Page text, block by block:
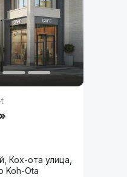
Кох-ота улица,
Koh-Ota